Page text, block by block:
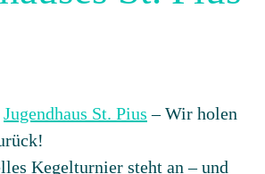
Jugendhaus St. Pius – Wir holen
Kegelturnier steht an – und